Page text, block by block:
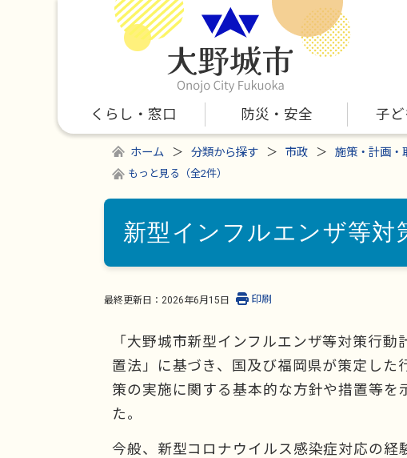
くらし・窓口 防災・安全 子
ホーム 分類から探す 市政 施策・計画・
もっと見る（全2件）
新型インフルエンザ等対
最終更新日： 2026年6月15日 印刷
「大野城市新型インフルエンザ等対策行
置法」に基づき、国及び福岡県が策定し
策の実施に関する基本的な方針や措置等
た。
今般、新型コロナウイルス感染症対応の